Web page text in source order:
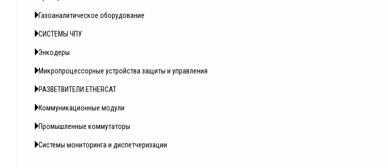
Газоаналитическое оборудование
СИСТЕМЫ ЧПУ
Энкодеры
Микропроцессорные устройства защиты и управления
РАЗВЕТВИТЕЛИ ETHERCAT
Коммуникационные модули
Промышленные коммутаторы
Системы мониторинга и диспетчеризации